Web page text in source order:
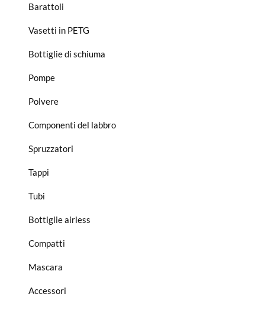
Barattoli
Vasetti in PETG
Bottiglie di schiuma
Pompe
Polvere
Componenti del labbro
Spruzzatori
Tappi
Tubi
Bottiglie airless
Compatti
Mascara
Accessori